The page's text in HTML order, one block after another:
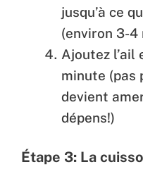
jusqu’à ce
(environ 3-4
Ajoutez l’ail
minute (pas
devient
dépens!)
Étape 3: La